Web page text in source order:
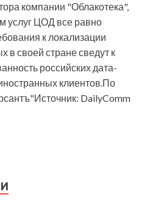
компании "Облакотека",
услуг ЦОД все равно
к локализации
в своей стране сведут к
российских дата-
клиентов.По
DailyComm